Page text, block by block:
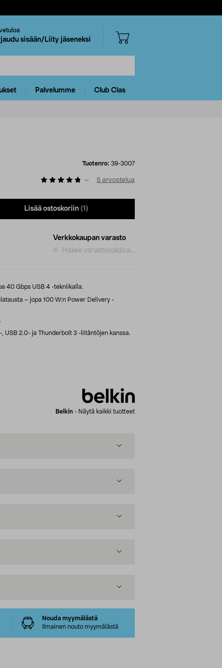
sisään/Liity jäseneksi
Palvelumme Club Clas
Tuotenro: 39-3007
5 arvostelua
Lisää ostoskoriin (1)
Verkkokaupan varasto
Hakee varastosaldoa...
40 Gbps USB 4 -tekniikalla.
– jopa 100 W:n Power Delivery -
USB 2.0- ja Thunderbolt 3 -liitäntöjen kanssa.
Belkin - Näytä kaikki tuotteet
Nouda myymälästä
Ilmainen nouto myymälästä